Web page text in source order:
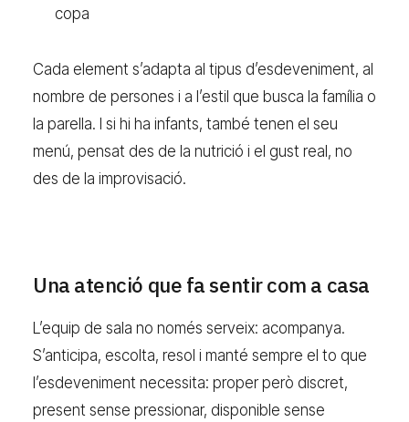
copa
Cada element s’adapta al tipus d’esdeveniment, al
nombre de persones i a l’estil que busca la família o
la parella. I si hi ha infants, també tenen el seu
menú, pensat des de la nutrició i el gust real, no
des de la improvisació.
Una atenció que fa sentir com a casa
L’equip de sala no només serveix: acompanya.
S’anticipa, escolta, resol i manté sempre el to que
l’esdeveniment necessita: proper però discret,
present sense pressionar, disponible sense